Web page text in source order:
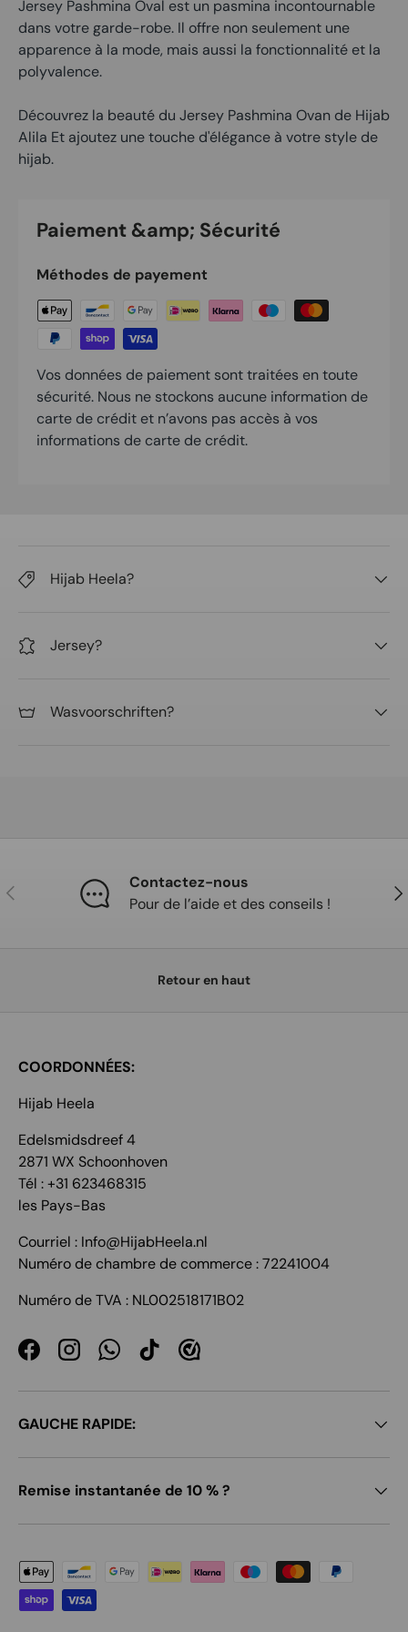
Jersey Pashmina Oval est un pasmina incontournable
dans votre garde-robe. Il offre non seulement une
apparence à la mode, mais aussi la fonctionnalité et la
polyvalence.
Découvrez la beauté du Jersey Pashmina Ovan de Hijab
Alila Et ajoutez une touche d'élégance à votre style de
hijab.
Paiement &amp; Sécurité
Méthodes de payement
Vos données de paiement sont traitées en toute
sécurité. Nous ne stockons aucune information de
carte de crédit et n’avons pas accès à vos
informations de carte de crédit.
Hijab Heela?
Jersey?
Wasvoorschriften?
Précédent
Contactez-nous
Pour de l’aide et des conseils !
Retour en haut
COORDONNÉES:
Hijab Heela
Edelsmidsdreef 4
2871 WX Schoonhoven
Tél : +31 623468315
les Pays-Bas
Courriel : Info@HijabHeela.nl
Numéro de chambre de commerce : 72241004
Numéro de TVA : NL002518171B02
FacebookInstagramWhatsApp
TikTok
GAUCHE RAPIDE:
Remise instantanée de 10 % ?
Moyens de paiement acceptés